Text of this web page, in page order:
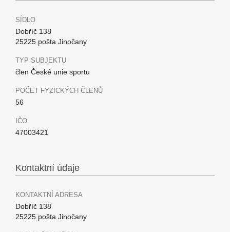
SÍDLO
Dobříč 138
25225 pošta Jinočany
TYP SUBJEKTU
člen České unie sportu
POČET FYZICKÝCH ČLENŮ
56
IČO
47003421
Kontaktní údaje
KONTAKTNÍ ADRESA
Dobříč 138
25225 pošta Jinočany